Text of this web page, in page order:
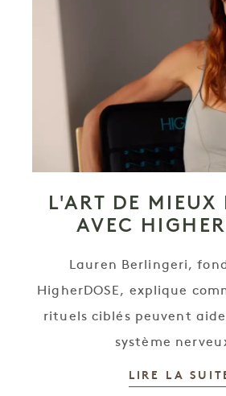
L'ART DE MIEUX
AVEC
Lauren Berlingeri,
HigherDOSE, explique
rituels ciblés peuvent
système
LIRE LA